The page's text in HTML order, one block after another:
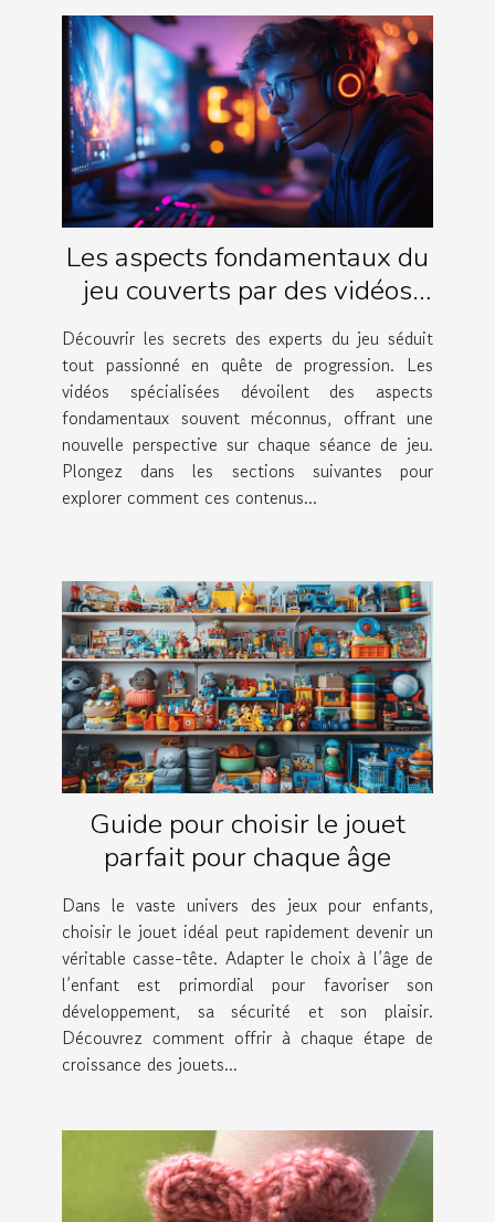
Les aspects fondamentaux du
jeu couverts par des vidéos
d'experts
Découvrir les secrets des experts du jeu séduit
tout passionné en quête de progression. Les
vidéos spécialisées dévoilent des aspects
fondamentaux souvent méconnus, offrant une
nouvelle perspective sur chaque séance de jeu.
Plongez dans les sections suivantes pour
explorer comment ces contenus...
Guide pour choisir le jouet
parfait pour chaque âge
Dans le vaste univers des jeux pour enfants,
choisir le jouet idéal peut rapidement devenir un
véritable casse-tête. Adapter le choix à l’âge de
l’enfant est primordial pour favoriser son
développement, sa sécurité et son plaisir.
Découvrez comment offrir à chaque étape de
croissance des jouets...